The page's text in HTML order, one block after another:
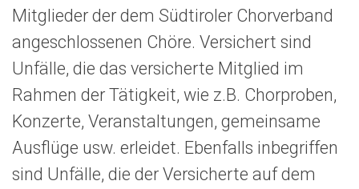
Mitglieder der dem Südtiroler Chorverband
angeschlossenen Chöre. Versichert sind
Unfälle, die das versicherte Mitglied im
Rahmen der Tätigkeit, wie z.B. Chorproben,
Konzerte, Veranstaltungen, gemeinsame
Ausflüge usw. erleidet. Ebenfalls inbegriffen
sind Unfälle, die der Versicherte auf dem